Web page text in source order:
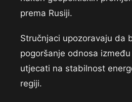
prema Rusiji.
Stručnjaci upozoravaju da
pogoršanje odnosa
utjecati na stabilnost
regiji.